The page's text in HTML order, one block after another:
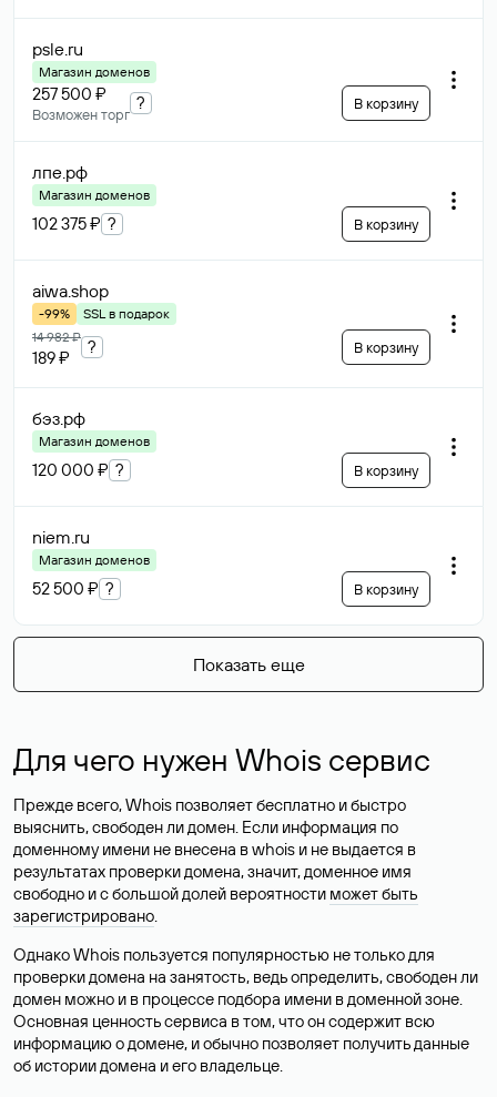
psle.ru
Магазин доменов
257 500 ₽
Возможен торг
? В корзину
лпе.рф
Магазин доменов
102 375 ₽ ? В корзину
aiwa.shop
-99%
SSL в подарок
14 982 ₽
189 ₽
? В корзину
бэз.рф
Магазин доменов
120 000 ₽ ? В корзину
niem.ru
Магазин доменов
52 500 ₽ ? В корзину
Показать еще
Для чего нужен Whois сервис
Прежде всего, Whois позволяет бесплатно и быстро
выяснить, свободен ли домен. Если информация по
доменному имени не внесена в whois и не выдается в
результатах проверки домена, значит, доменное имя
свободно и с большой долей вероятности может быть
зарегистрировано.
Однако Whois пользуется популярностью не только для
проверки домена на занятость, ведь определить, свободен ли
домен можно и в процессе подбора имени в доменной зоне.
Основная ценность сервиса в том, что он содержит всю
информацию о домене, и обычно позволяет получить данные
об истории домена и его владельце.